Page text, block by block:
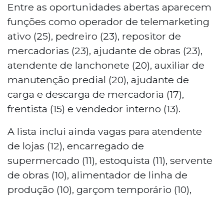
Entre as oportunidades abertas aparecem
funções como operador de telemarketing
ativo (25), pedreiro (23), repositor de
mercadorias (23), ajudante de obras (23),
atendente de lanchonete (20), auxiliar de
manutenção predial (20), ajudante de
carga e descarga de mercadoria (17),
frentista (15) e vendedor interno (13).
A lista inclui ainda vagas para atendente
de lojas (12), encarregado de
supermercado (11), estoquista (11), servente
de obras (10), alimentador de linha de
produção (10), garçom temporário (10),